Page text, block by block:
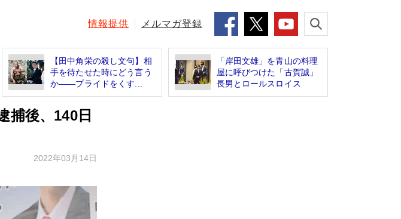
情報提供 メルマガ登録
【田中角栄の殺し文句】相
手を待たせた時にどう言う
か――プライドをくす...
「岸田文雄」を青山の料理
屋に呼びつけた「古賀誠」
長男とロールスロイス
後、140日
2022年03月14日